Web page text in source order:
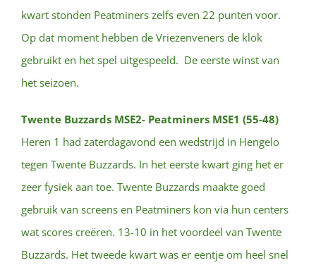
kwart stonden Peatminers zelfs even 22 punten voor.
Op dat moment hebben de Vriezenveners de klok
gebruikt en het spel uitgespeeld. De eerste winst van
het seizoen.
Twente Buzzards MSE2- Peatminers MSE1 (55-48)
Heren 1 had zaterdagavond een wedstrijd in Hengelo
tegen Twente Buzzards. In het eerste kwart ging het er
zeer fysiek aan toe. Twente Buzzards maakte goed
gebruik van screens en Peatminers kon via hun centers
wat scores creëren. 13-10 in het voordeel van Twente
Buzzards. Het tweede kwart was er eentje om heel snel